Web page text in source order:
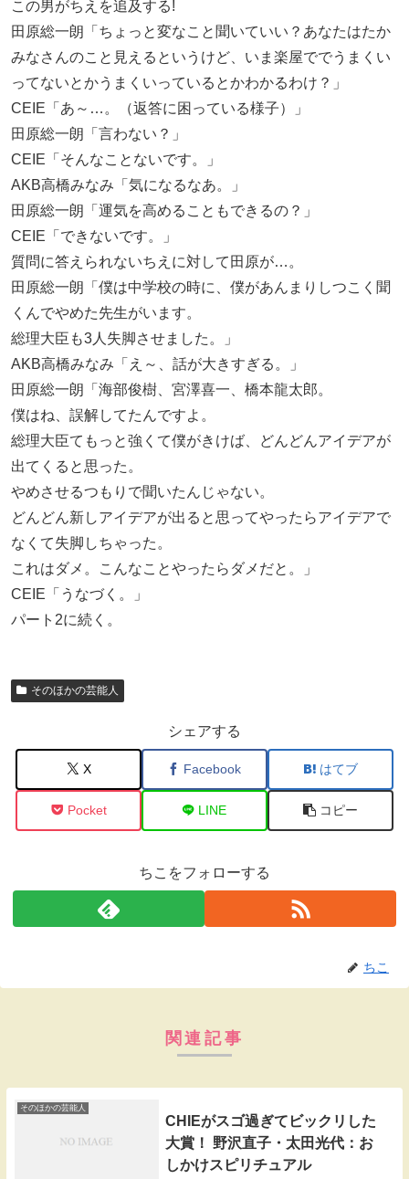
この男がちえを追及する!
田原総一朗「ちょっと変なこと聞いていい？あなたはたか
みなさんのこと見えるというけど、いま楽屋ででうまくい
ってないとかうまくいっているとかわかるわけ？」
CEIE「あ～…。（返答に困っている様子）」
田原総一朗「言わない？」
CEIE「そんなことないです。」
AKB高橋みなみ「気になるなあ。」
田原総一朗「運気を高めることもできるの？」
CEIE「できないです。」
質問に答えられないちえに対して田原が…。
田原総一朗「僕は中学校の時に、僕があんまりしつこく聞
くんでやめた先生がいます。
総理大臣も3人失脚させました。」
AKB高橋みなみ「え～、話が大きすぎる。」
田原総一朗「海部俊樹、宮澤喜一、橋本龍太郎。
僕はね、誤解してたんですよ。
総理大臣てもっと強くて僕がきけば、どんどんアイデアが
出てくると思った。
やめさせるつもりで聞いたんじゃない。
どんどん新しアイデアが出ると思ってやったらアイデアで
なくて失脚しちゃった。
これはダメ。こんなことやったらダメだと。」
CEIE「うなづく。」
パート2に続く。
そのほかの芸能人
シェアする
X Facebook はてブ
Pocket LINE コピー
ちこをフォローする
ちこ
関連記事
そのほかの芸能人
CHIEがスゴ過ぎてビックリした
大賞！ 野沢直子・太田光代：お
しかけスピリチュアル